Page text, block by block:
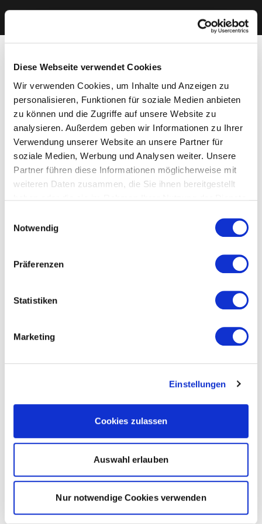
Diese Webseite verwendet Cookies
Wir verwenden Cookies, um Inhalte und Anzeigen zu
personalisieren, Funktionen für soziale Medien anbieten
zu können und die Zugriffe auf unsere Website zu
analysieren. Außerdem geben wir Informationen zu Ihrer
Verwendung unserer Website an unsere Partner für
soziale Medien, Werbung und Analysen weiter. Unsere
Partner führen diese Informationen möglicherweise mit
weiteren Daten zusammen, die Sie ihnen bereitgestellt
Cookies, wenn Sie unsere Webseite weiterhin nutzen.
Notwendig
Präferenzen
Statistiken
Marketing
Einstellungen
Cookies zulassen
Auswahl erlauben
Nur notwendige Cookies verwenden